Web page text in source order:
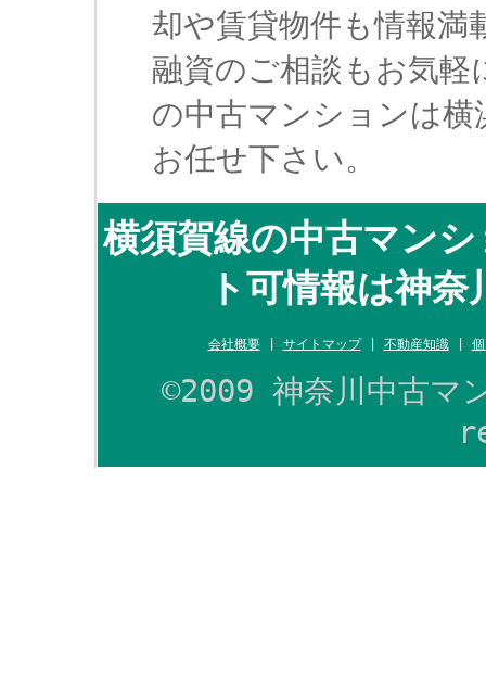
却や賃貸物件も情報満
融資のご相談もお気軽
の中古マンションは
お任せ下さい。
横須賀線の中古マン
ト可情報は神奈
会社概要| サイトマップ| 不動産知識|
©2009 神奈川中古